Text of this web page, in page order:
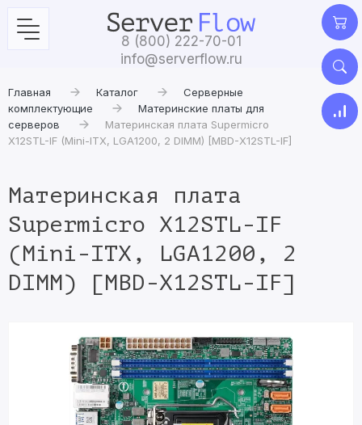
8 (800) 222-70-01
info@serverflow.ru
Главная Каталог
Серверные
комплектующие
Материнские платы для
серверов
Материнская плата Supermicro
X12STL-IF (Mini-ITX, LGA1200, 2 DIMM) [MBD-X12STL-IF]
Материнская плата
Supermicro X12STL-IF
(Mini-ITX, LGA1200, 2
DIMM) [MBD-X12STL-IF]